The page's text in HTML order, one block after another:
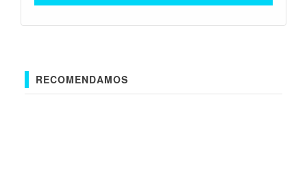
RECOMENDAMOS